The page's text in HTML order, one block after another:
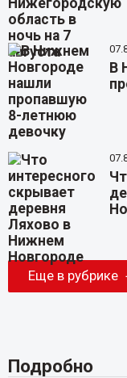
В
Еще в рубрике
Подробно